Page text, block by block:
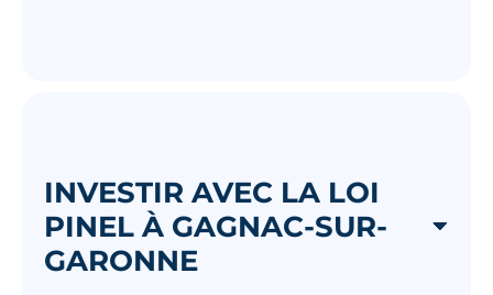
INVESTIR AVEC LA LOI
PINEL À GAGNAC-SUR-
GARONNE